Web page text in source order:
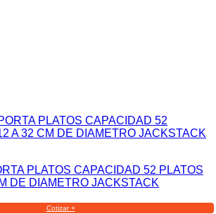
PLATOS CAPACIDAD 52 PLATOS
DE DIAMETRO JACKSTACK
Cotizar +